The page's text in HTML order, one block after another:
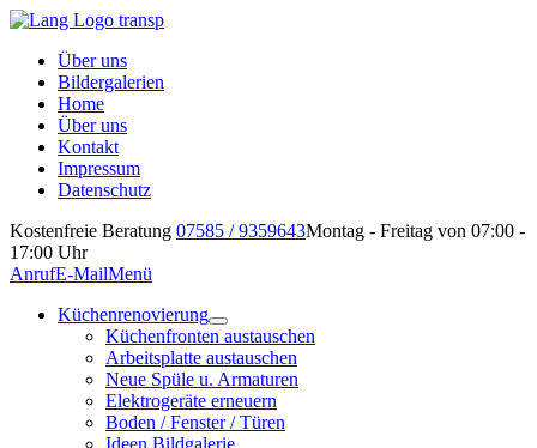
Über uns
Bildergalerien
Home
Über uns
Kontakt
Impressum
Datenschutz
Kostenfreie Beratung 07585 / 9359643Montag - Freitag von 07:00 -
17:00 Uhr
AnrufE-MailMenü
Küchenrenovierung
Küchenfronten austauschen
Arbeitsplatte austauschen
Neue Spüle u. Armaturen
Elektrogeräte erneuern
Boden / Fenster / Türen
Ideen Bildgalerie